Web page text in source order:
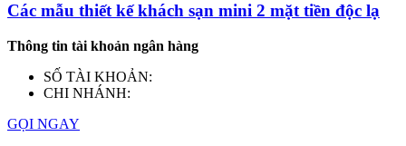
Các mẫu thiết kế khách sạn mini 2 mặt tiền độc lạ
Thông tin tài khoản ngân hàng
SỐ TÀI KHOẢN:
CHI NHÁNH:
GỌI NGAY